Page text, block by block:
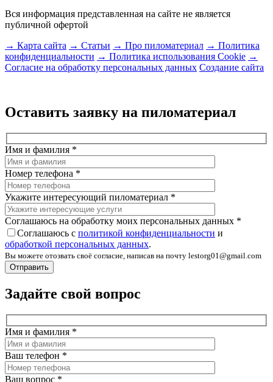
Вся информация представленная на сайте не является
публичной офертой
→ Карта сайта → Статьи → Про пиломатериал → Политика
конфиденциальности → Политика использования Cookie →
Согласие на обработку персональных данных Создание сайта
Оставить заявку на пиломатериал
Имя и фамилия *
Номер телефона *
Укажите интересующий пиломатериал *
Соглашаюсь на обработку моих персональных данных *
Соглашаюсь с политикой конфиденциальности и
обработкой персональных данных.
Вы можете отозвать своё согласие, написав на почту lestorg01@gmail.com
Задайте свой вопрос
Имя и фамилия *
Ваш телефон *
Ваш вопрос *